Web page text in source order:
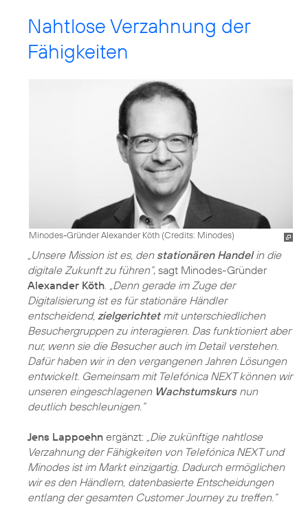
Nahtlose Verzahnung der
Fähigkeiten
Minodes-Gründer Alexander Köth (Credits: Minodes)
„Unsere Mission ist es, den stationären Handelin die
digitale Zukunft zu führen“, sagt Minodes-Gründer
Alexander Köth
„Denn gerade im Zuge der
Digitalisierung ist es für stationäre Händler
entscheidend, zielgerichtetmit unterschiedlichen
Besuchergruppen zu interagieren. Das funktioniert aber
nur, wenn sie die Besucher auch im Detail verstehen.
Dafür haben wir in den vergangenen Jahren Lösungen
entwickelt. Gemeinsam mit Telefónica NEXT können wir
unseren eingeschlagenen Wachstumskursnun
deutlich beschleunigen.“
Jens Lappoehn ergänzt: „Die zukünftige nahtlose
Verzahnung der Fähigkeiten von Telefónica NEXT und
Minodes ist im Markt einzigartig. Dadurch ermöglichen
wir es den Händlern, datenbasierte Entscheidungen
entlang der gesamten Customer Journey zu treffen.“